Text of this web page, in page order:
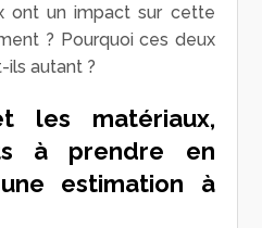
ont un impact sur cette
? Pourquoi ces deux
autant ?
les matériaux,
à prendre en
estimation à